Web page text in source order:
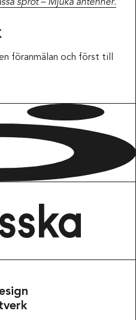
spröt – Mjuka antenner.
föranmälan och först till